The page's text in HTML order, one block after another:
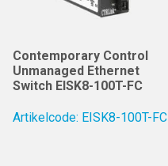
Contemporary Control
Unmanaged Ethernet
Switch EISK8-100T-FC
Artikelcode: EISK8-100T-FC